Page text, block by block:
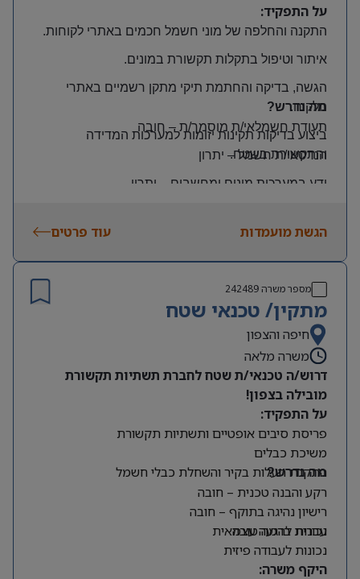
על התפקיד:
התקנה והחלפה של מוני חשמל חכמים באתרי לקוחות.
איתור וטיפול בתקלות תקשורת במונים.
הגשה, בדיקה והחתמת תיקי מתקן רשמיים באתרי
הלקוח.
ביצוע בדיקות תקינות יזומות למערכות המדידה
והתקשורת בשטח.
מה נדרש?
תעודת חשמלאי/ת מוסמך/ת – חובה
הנדסאי/ת חשמל– יתרון
ידע במערכות מונים ומחשבים יתרון
היקף משרה:
משרה מלאה | ימים: א’-ה’ | שעות: 8:00–17:00
תנאים:
רכב צמוד וטלפון סלולרי
שכר גבוה
מיקום: קדימה צורן
הגשת מועמדות עוד פרטים
מספר משרה242489
מתקין/ טכנאי שטח
חיפה והצפון
משרה מלאה
דרוש/ה טכנאי/ת שטח לחברת תשתיות תקשורת
מובילה בצפון!
על התפקיד:
פריסת סיבים אופטיים ותשתיות תקשורת
משיכת כבלים
התקנת תעלות בקיר והשחלת כבלי חשמל
מה נדרש?
רקע והבנה טכנית – חובה
רישיון נהיגה בתוקף – חובה
עברית ברמה טובה
נכונות להגעה עצמאית
נכונות לעבודה פיזית
היקף משרה: